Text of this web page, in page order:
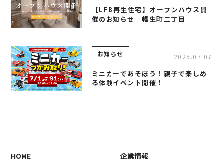
【LFB再生住宅】オープンハウス開
催のお知らせ 幡生町二丁目
お知らせ 2025.07.07
ミニカーであそぼう！親子で楽しめ
る体験イベント開催！
HOME
企業情報